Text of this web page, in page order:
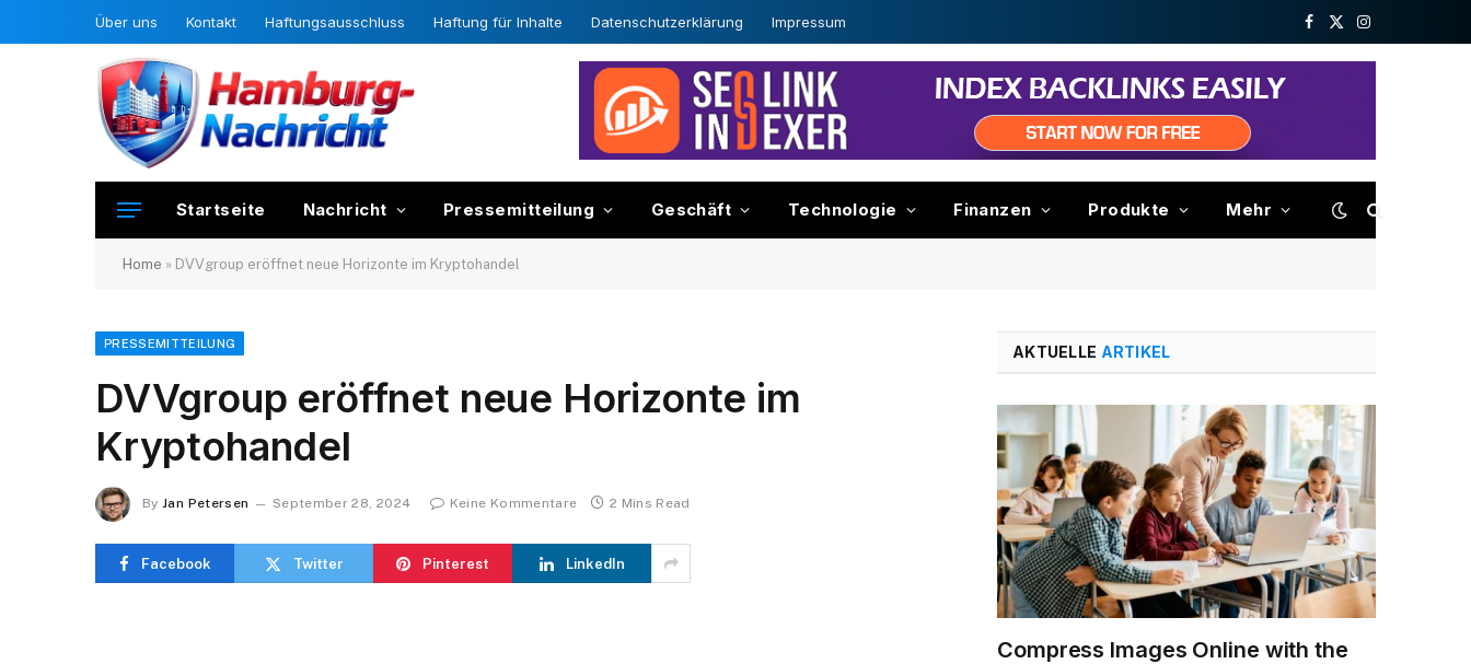
Über uns Kontakt Haftungsausschluss Haftung für Inhalte Datenschutzerklärung Impressum
Facebook
X
Instagram
Startseite Nachricht Pressemitteilung Geschäft Technologie Finanzen Produkte Mehr
Home » DVVgroup eröffnet neue Horizonte im Kryptohandel
PRESSEMITTEILUNG
DVVgroup eröffnet neue Horizonte im
Kryptohandel
By Jan Petersen September 28, 2024 Keine Kommentare 2 Mins Read
Facebook Twitter Pinterest LinkedIn
AKTUELLE ARTIKEL
Compress Images Online with the